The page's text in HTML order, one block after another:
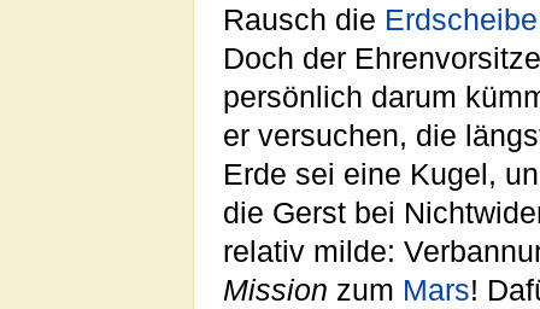
Rausch die Erdscheibe
Doch der
persönlich darum
er versuchen, die
Erde sei eine Kugel,
die Gerst bei
relativ milde:
Mission zum Mars!